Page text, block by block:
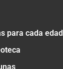
para cada edad